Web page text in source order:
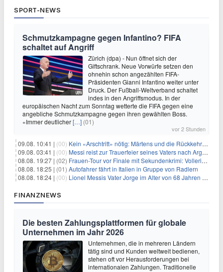
SPORT-NEWS
Schmutzkampagne gegen Infantino? FIFA
schaltet auf Angriff
Zürich (dpa) - Nun öffnet sich der
Giftschrank. Neue Vorwürfe setzen den
ohnehin schon angezählten FIFA-
Präsidenten Gianni Infantino weiter unter
Druck. Der Fußball-Weltverband schaltet
indes in den Angriffsmodus. In der
europäischen Nacht zum Sonntag wetterte die FIFA gegen eine
angebliche Schmutzkampagne gegen ihren gewählten Boss.
«Immer deutlicher[…] (01)
vor 2 Stunden
09.08. 10:41 | (00) Kein «Arschtritt» nötig: Märtens und die Rückkehr nach Paris
09.08. 03:41 | (00) Messi reist zur Trauerfeier seines Vaters nach Argentinien
08.08. 19:27 | (02) Frauen-Tour vor Finale mit Sekundenkrimi: Vollering in Gelb
08.08. 18:25 | (01) Autofahrer fährt in Italien in Gruppe von Radlern
08.08. 18:24 | (00) Lionel Messis Vater Jorge im Alter von 68 Jahren gestorben
FINANZNEWS
Die besten Zahlungsplattformen für globale
Unternehmen im Jahr 2026
Unternehmen, die in mehreren Ländern
tätig sind und Kunden weltweit bedienen,
stehen oft vor Herausforderungen bei
internationalen Zahlungen. Traditionelle